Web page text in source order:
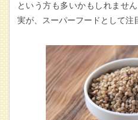
という方も多いかもしれませ
実が、スーパーフードとして注